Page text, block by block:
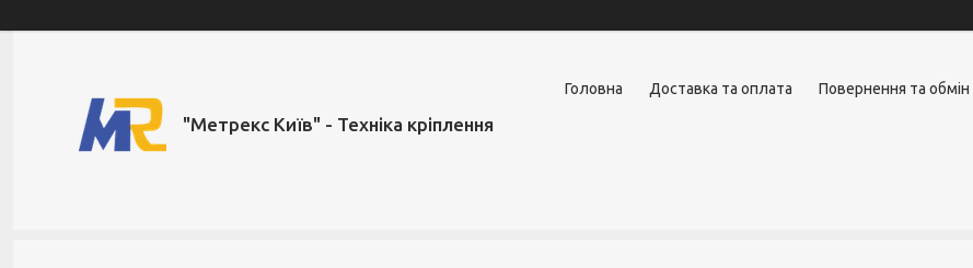
"Метрекс Київ" - Техніка кріплення
Головна Доставка та оплата Повернення та обмін